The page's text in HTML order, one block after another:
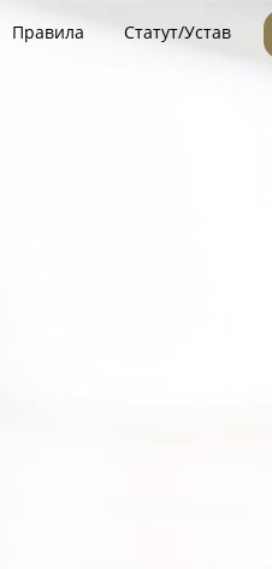
Правила Статут/Устав